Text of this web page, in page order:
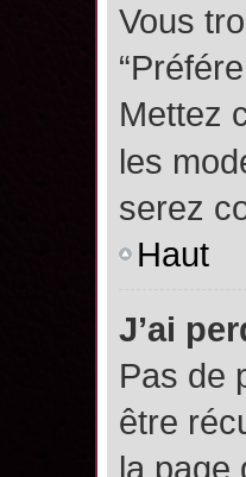
Vous
Mettez
les
serez
Haut
J’ai
Pas de
être
la page